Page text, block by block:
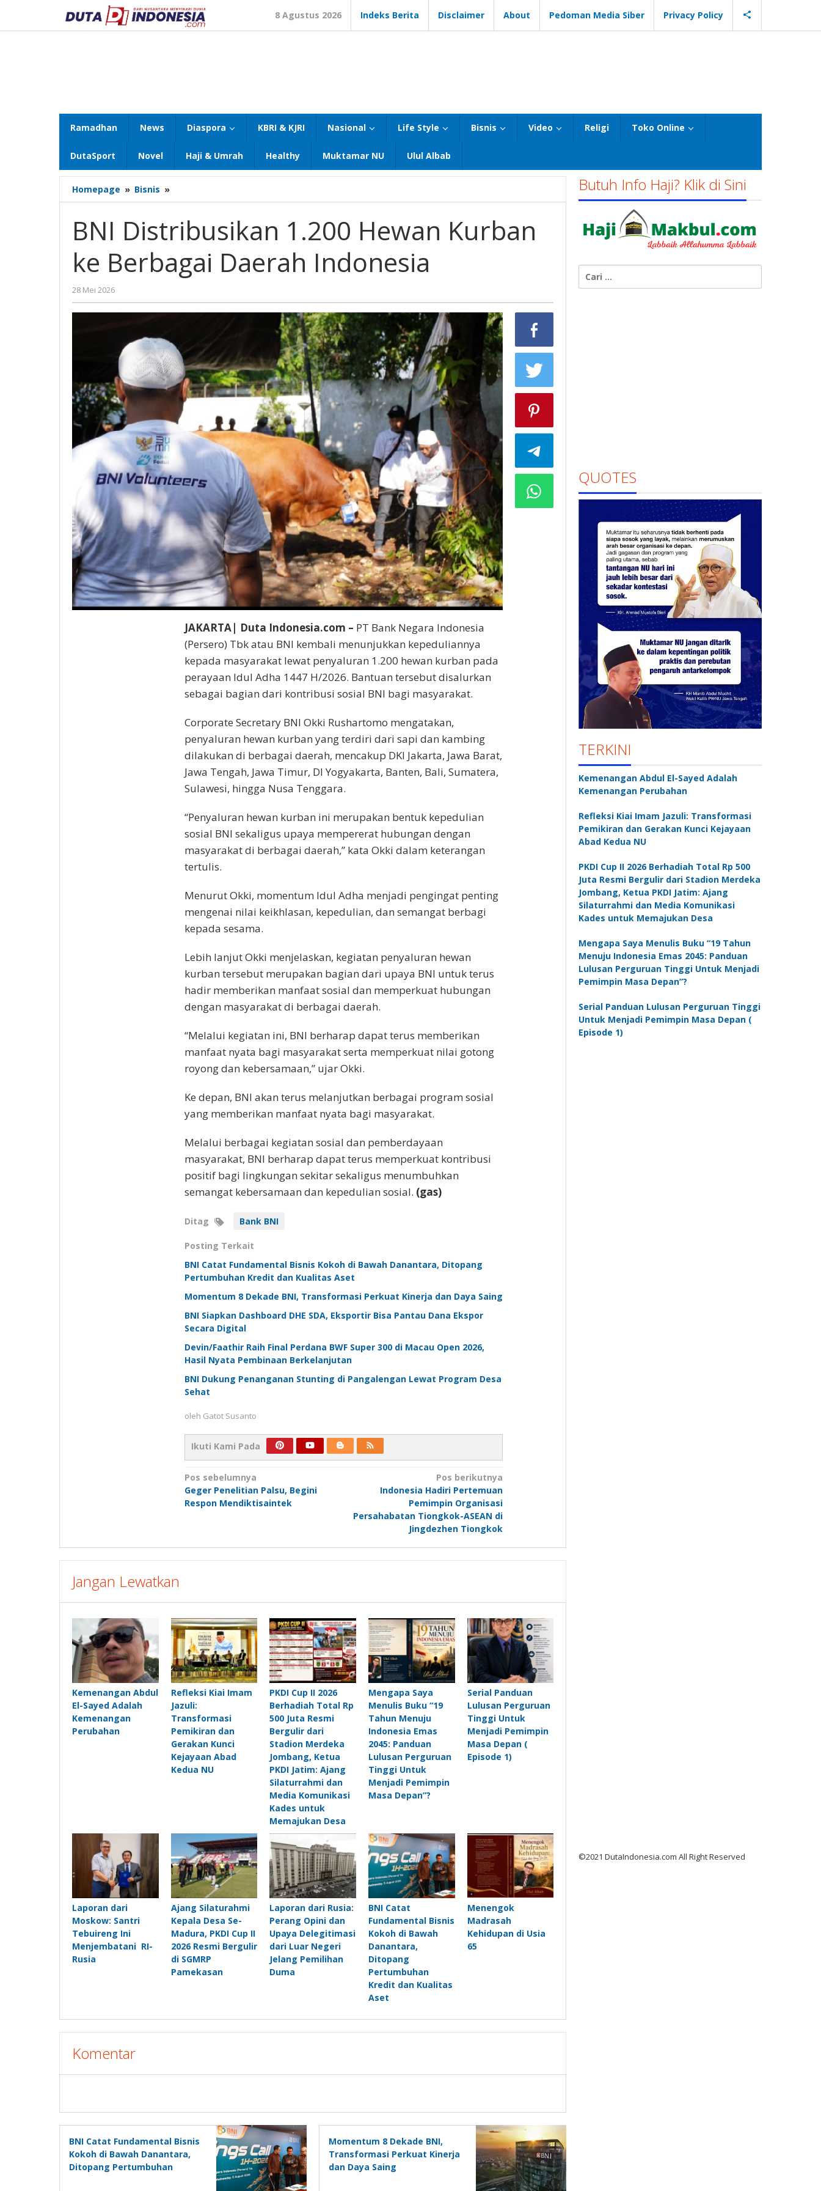
konten
8 Agustus 2026 Indeks Berita Disclaimer About Pedoman Media Siber Privacy Policy
Ramadhan News Diaspora KBRI & KJRI Nasional Life Style Bisnis Video Religi Toko Online
DutaSport Novel Haji & Umrah Healthy Muktamar NU Ulul Albab
Homepage » Bisnis »
Distribusikan
Hewan
Kurban
Berbagai
Daerah
BNI Distribusikan 1.200 Hewan Kurban
ke Berbagai Daerah Indonesia
28 Mei 2026
Gatot
Susanto
JAKARTA| Duta Indonesia.com – PT Bank Negara Indonesia
(Persero) Tbk atau BNI kembali menunjukkan kepeduliannya
kepada masyarakat lewat penyaluran 1.200 hewan kurban pada
perayaan Idul Adha 1447 H/2026. Bantuan tersebut disalurkan
sebagai bagian dari kontribusi sosial BNI bagi masyarakat.
Corporate Secretary BNI Okki Rushartomo mengatakan,
penyaluran hewan kurban yang terdiri dari sapi dan kambing
dilakukan di berbagai daerah, mencakup DKI Jakarta, Jawa Barat,
Jawa Tengah, Jawa Timur, DI Yogyakarta, Banten, Bali, Sumatera,
Sulawesi, hingga Nusa Tenggara.
“Penyaluran hewan kurban ini merupakan bentuk kepedulian
sosial BNI sekaligus upaya mempererat hubungan dengan
masyarakat di berbagai daerah,” kata Okki dalam keterangan
tertulis.
Menurut Okki, momentum Idul Adha menjadi pengingat penting
mengenai nilai keikhlasan, kepedulian, dan semangat berbagi
kepada sesama.
Lebih lanjut Okki menjelaskan, kegiatan penyaluran hewan
kurban tersebut merupakan bagian dari upaya BNI untuk terus
hadir memberikan manfaat sosial dan memperkuat hubungan
dengan masyarakat di berbagai daerah.
“Melalui kegiatan ini, BNI berharap dapat terus memberikan
manfaat nyata bagi masyarakat serta memperkuat nilai gotong
royong dan kebersamaan,” ujar Okki.
Ke depan, BNI akan terus melanjutkan berbagai program sosial
yang memberikan manfaat nyata bagi masyarakat.
Melalui berbagai kegiatan sosial dan pemberdayaan
masyarakat, BNI berharap dapat terus memperkuat kontribusi
positif bagi lingkungan sekitar sekaligus menumbuhkan
semangat kebersamaan dan kepedulian sosial. (gas)
Ditag Bank BNI
Posting Terkait
BNI Catat Fundamental Bisnis Kokoh di Bawah Danantara, Ditopang
Pertumbuhan Kredit dan Kualitas Aset
Momentum 8 Dekade BNI, Transformasi Perkuat Kinerja dan Daya Saing
BNI Siapkan Dashboard DHE SDA, Eksportir Bisa Pantau Dana Ekspor
Secara Digital
Devin/Faathir Raih Final Perdana BWF Super 300 di Macau Open 2026,
Hasil Nyata Pembinaan Berkelanjutan
BNI Dukung Penanganan Stunting di Pangalengan Lewat Program Desa
Sehat
oleh Gatot Susanto
Ikuti Kami Pada
Navigasi
pos
Pos sebelumnya
Geger Penelitian Palsu, Begini
Respon Mendiktisaintek
Pos berikutnya
Indonesia Hadiri Pertemuan
Pemimpin Organisasi
Persahabatan Tiongkok-ASEAN di
Jingdezhen Tiongkok
Jangan Lewatkan
Kemenangan Abdul
El-Sayed Adalah
Kemenangan
Perubahan
Refleksi Kiai Imam
Jazuli:
Transformasi
Pemikiran dan
Gerakan Kunci
Kejayaan Abad
Kedua NU
PKDI Cup II 2026
Berhadiah Total Rp
500 Juta Resmi
Bergulir dari
Stadion Merdeka
Jombang, Ketua
PKDI Jatim: Ajang
Silaturrahmi dan
Media Komunikasi
Kades untuk
Memajukan Desa
Mengapa Saya
Menulis Buku “19
Tahun Menuju
Indonesia Emas
2045: Panduan
Lulusan Perguruan
Tinggi Untuk
Menjadi Pemimpin
Masa Depan”?
Serial Panduan
Lulusan Perguruan
Tinggi Untuk
Menjadi Pemimpin
Masa Depan (
Episode 1)
Laporan dari
Moskow: Santri
Tebuireng Ini
Menjembatani RI-
Rusia
Ajang Silaturahmi
Kepala Desa Se-
Madura, PKDI Cup II
2026 Resmi Bergulir
di SGMRP
Pamekasan
Laporan dari Rusia:
Perang Opini dan
Upaya Delegitimasi
dari Luar Negeri
Jelang Pemilihan
Duma
BNI Catat
Fundamental Bisnis
Kokoh di Bawah
Danantara,
Ditopang
Pertumbuhan
Kredit dan Kualitas
Aset
Menengok
Madrasah
Kehidupan di Usia
65
Komentar
BNI Catat Fundamental Bisnis
Kokoh di Bawah Danantara,
Ditopang Pertumbuhan
Momentum 8 Dekade BNI,
Transformasi Perkuat Kinerja
dan Daya Saing
Butuh Info Haji? Klik di Sini
untuk:
QUOTES
TERKINI
Kemenangan Abdul El-Sayed Adalah
Kemenangan Perubahan
Refleksi Kiai Imam Jazuli: Transformasi
Pemikiran dan Gerakan Kunci Kejayaan
Abad Kedua NU
PKDI Cup II 2026 Berhadiah Total Rp 500
Juta Resmi Bergulir dari Stadion Merdeka
Jombang, Ketua PKDI Jatim: Ajang
Silaturrahmi dan Media Komunikasi
Kades untuk Memajukan Desa
Mengapa Saya Menulis Buku “19 Tahun
Menuju Indonesia Emas 2045: Panduan
Lulusan Perguruan Tinggi Untuk Menjadi
Pemimpin Masa Depan”?
Serial Panduan Lulusan Perguruan Tinggi
Untuk Menjadi Pemimpin Masa Depan (
Episode 1)
©2021 DutaIndonesia.com All Right Reserved